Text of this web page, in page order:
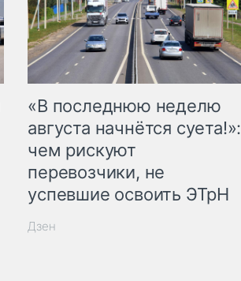
«В последнюю неделю
августа начнётся суета!»:
чем рискуют
перевозчики, не
успевшие освоить ЭТрН
Дзен